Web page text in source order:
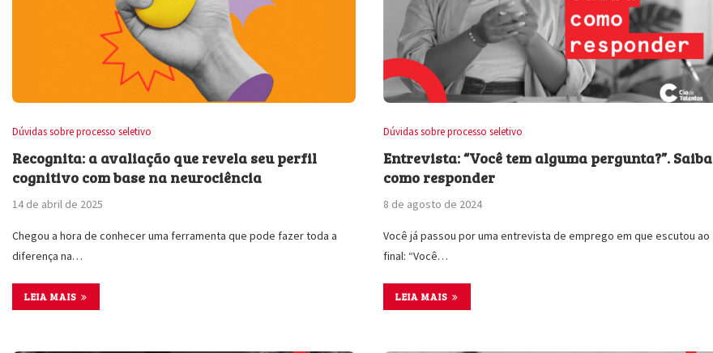
Dúvidas sobre processo seletivo
Recognita: a avaliação que revela seu perfil
cognitivo com base na neurociência
14 de abril de 2025
Chegou a hora de conhecer uma ferramenta que pode fazer toda a
diferença na…
LEIA MAIS
Dúvidas sobre processo seletivo
Entrevista: “Você tem alguma pergunta?”. Saiba
como responder
8 de agosto de 2024
Você já passou por uma entrevista de emprego em que escutou ao
final: “Você…
LEIA MAIS